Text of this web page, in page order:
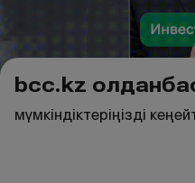
bcc.kz
мүмкіндіктеріңізді